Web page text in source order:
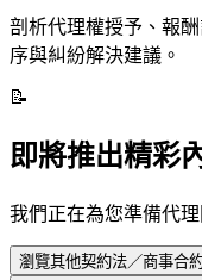
剖析代理權授予、報
序與糾紛解決建議。
📝
即將推出精彩
我們正在為您準備代
瀏覽其他契約法／商事合